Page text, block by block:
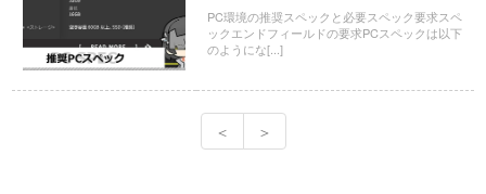
PC環境の推奨スペックと必要スペック要求スペ
ックエンドフィールドの要求PCスペックは以下
のようにな[...]
＜ ＞